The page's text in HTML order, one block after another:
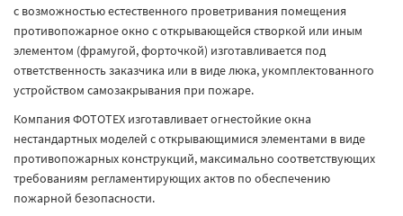
с возможностью естественного проветривания помещения
противопожарное окно с открывающейся створкой или иным
элементом (фрамугой, форточкой) изготавливается под
ответственность заказчика или в виде люка, укомплектованного
устройством самозакрывания при пожаре.
Компания ФОТОТЕХ изготавливает огнестойкие окна
нестандартных моделей с открывающимися элементами в виде
противопожарных конструкций, максимально соответствующих
требованиям регламентирующих актов по обеспечению
пожарной безопасности.